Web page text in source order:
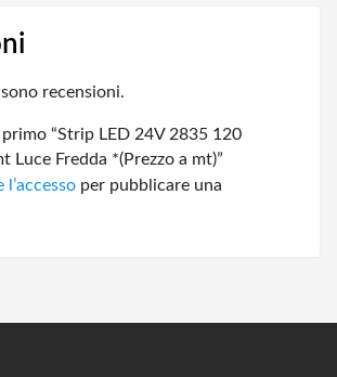
recensioni.
primo “Strip LED 24V 2835 120
Luce Fredda *(Prezzo a mt)”
per pubblicare una